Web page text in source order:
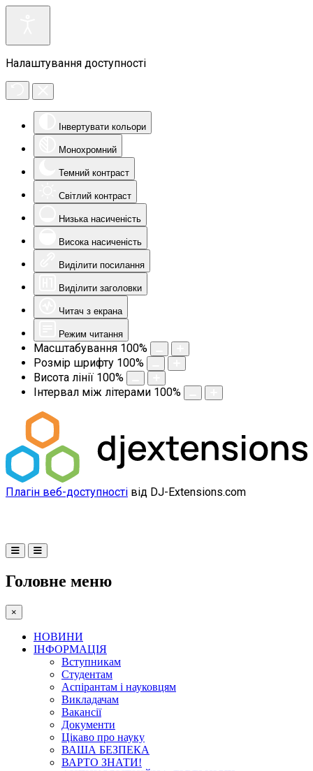
Налаштування доступності
Інвертувати кольори
Монохромний
Темний контраст
Світлий контраст
Низька насиченість
Висока насиченість
Виділити посилання
Виділити заголовки
Читач з екрана
Режим читання
Масштабування 100%
Розмір шрифту 100%
Висота лінії 100%
Інтервал між літерами 100%
Плагін веб-доступності від DJ-Extensions.com
Головне меню
×
НОВИНИ
ІНФОРМАЦІЯ
Вступникам
Студентам
Аспірантам і науковцям
Викладачам
Вакансії
Документи
Цікаво про науку
ВАША БЕЗПЕКА
ВАРТО ЗНАТИ!